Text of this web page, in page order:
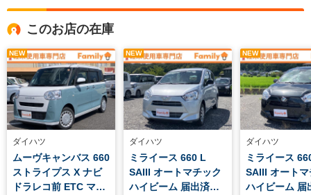
このお店の在庫
NEW
ダイハツ
ムーヴキャンバス 660
ストライプス X ナビ
ドラレコ前 ETC マッ
NEW
ダイハツ
ミライース 660 L
SAIII オートマチック
ハイビーム 届出済未
NEW
ダイハツ
ミライース
SAIII オート
ハイビーム 届